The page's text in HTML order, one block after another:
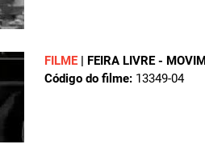
FILME | FEIRA LIVRE -
Código do filme: 13349-04